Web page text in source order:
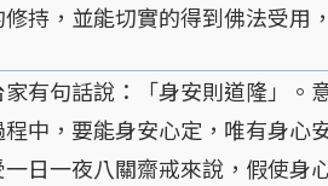
持，並能切實的得到佛法受用
句話說：「身安則道隆」。
中，要能身安心定，唯有身心
日一夜八關齋戒來說，假使身